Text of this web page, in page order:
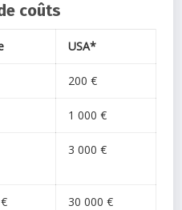
coûts
USA*
200 €
1 000 €
3 000 €
30 000 €